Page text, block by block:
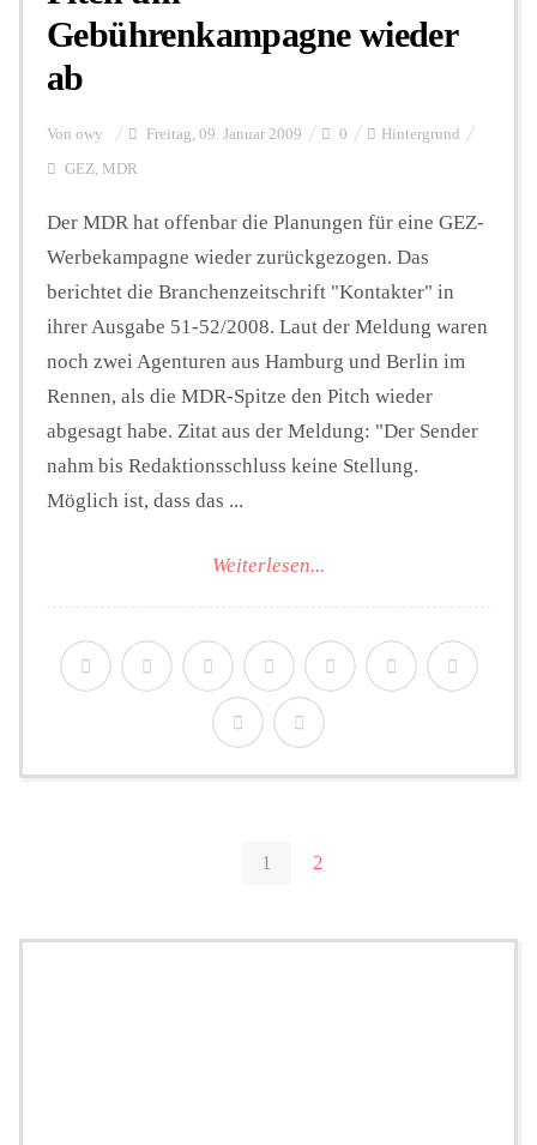
Gebührenkampagne wieder
ab
Von owy Freitag, 09. Januar 2009 0 Hintergrund
GEZ, MDR
Der MDR hat offenbar die Planungen für eine GEZ-
Werbekampagne wieder zurückgezogen. Das
berichtet die Branchenzeitschrift "Kontakter" in
ihrer Ausgabe 51-52/2008. Laut der Meldung waren
noch zwei Agenturen aus Hamburg und Berlin im
Rennen, als die MDR-Spitze den Pitch wieder
abgesagt habe. Zitat aus der Meldung: "Der Sender
nahm bis Redaktionsschluss keine Stellung.
Möglich ist, dass das ...
Weiterlesen...
1 2